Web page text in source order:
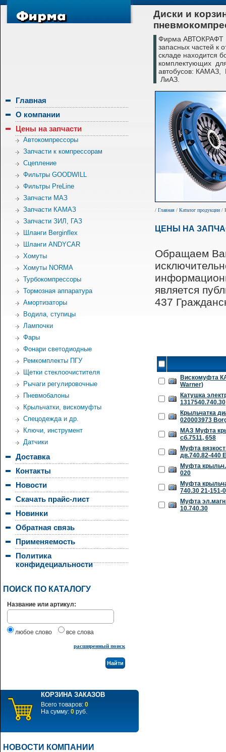
Диски и
Фирма АВТОКРАФТ
запасных частей к
складе находится
комплектующих
автобусов:
ЛиАЗ.
Главная
О компании
Цены на запчасти
Автокомпрессоры
Запчасти к компрессорам
Сцепление
Фильтры GOODWILL
Фильтры PreLine
Запчасти МАЗ
Запчасти КАМАЗ
Запчасти ЗИЛ, ГАЗ
Шланги Berginflex
Шланги ANDYCAR
Хомуты
Хомуты NORMA
Турбокомпрессоры
Тормозная аппаратура
Амортизаторы
Водила, ступицы
Лампочки
Фары
Фонари светодиодные
Ремкомплекты ПГУ
Щетки стеклоочистителя
Рычаги регулировочные
Пневмобалоны
Крыльчатки, вискомуфты
Спецодежда и др.
Ключи, инструмент
Датчики
Доставка
Контакты
Новости
Скачать прайс-лист
Новинки
Обратная связь
Применяемость
Политика
конфидециальности
ПОИСК ПО КАТАЛОГУ
Название или артикул:
любое слово все слова
расширенный поиск
КОРЗИНА ЗАКАЗОВ
Всего товаров: 0
На сумму: 0 руб.
НОВОСТИ КОМПАНИИ
/ Главная / Каталог продукции /
ЦЕНЫ НА
Обращаем
является
437
Вискомуфта
Warner)
Катушка
1317540.740.30
Крыльчатка
020003973
МАЗ Муфта
сб.7511, 658
Муфта
дв.740.82-440
Муфта крыльч.
020
Муфта
740.30 21-151-
Муфта
10.740.30